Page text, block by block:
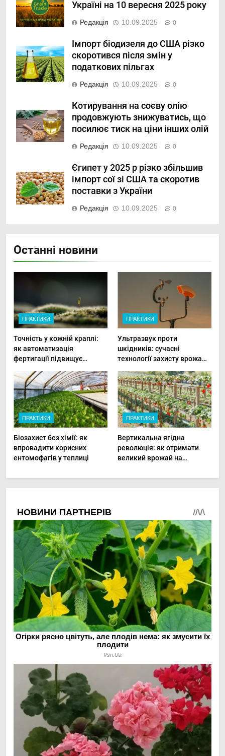
Україні на 10 вересня 2025 року
Редакція 10.09.2025 0
Імпорт біодизеля до США різко
скоротився після змін у
податкових пільгах
Редакція 10.09.2025 0
Котирування на соєву олію
продовжують знижуватись, що
посилює тиск на ціни інших олій
Редакція 10.09.2025 0
Єгипет у 2025 р різко збільшив
імпорт сої зі США та скоротив
поставки з України
Редакція 10.09.2025 0
Останні новини
ПРАКТИКИ
Точність у кожній краплі:
як автоматизація
фертигації підвищує
ПРАКТИКИ
Ультразвук проти
шкідників: сучасні
технології захисту врожаю
ПРАКТИКИ
Біозахист без хімії: як
впровадити корисних
ентомофагів у теплиці
ПРАКТИКИ
Вертикальна ягідна
революція: як отримати
великий врожай на